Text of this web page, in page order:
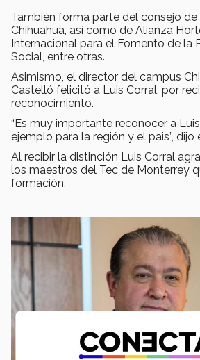
También forma parte del consejo
Chihuahua, así como de Alianza
Internacional para el Fomento de la
Social, entre otras.
Asimismo, el director del campus
Castelló felicitó a Luis Corral, por
reconocimiento.
“Es muy importante reconocer a
ejemplo para la región y el pais”, dijo
Al recibir la distinción Luis Corral
los maestros del Tec de Monterrey
formación.